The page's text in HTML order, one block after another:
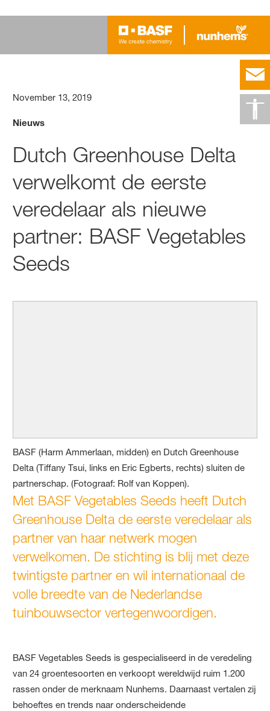
November 13, 2019
Nieuws
Dutch Greenhouse Delta
verwelkomt de eerste
veredelaar als nieuwe
partner: BASF Vegetables
Seeds
BASF (Harm Ammerlaan, midden) en Dutch Greenhouse
Delta (Tiffany Tsui, links en Eric Egberts, rechts) sluiten de
partnerschap. (Fotograaf: Rolf van Koppen).
Met BASF Vegetables Seeds heeft Dutch
Greenhouse Delta de eerste veredelaar als
partner van haar netwerk mogen
verwelkomen. De stichting is blij met deze
twintigste partner en wil internationaal de
volle breedte van de Nederlandse
tuinbouwsector vertegenwoordigen.
BASF Vegetables Seeds is gespecialiseerd in de veredeling
van 24 groentesoorten en verkoopt wereldwijd ruim 1.200
rassen onder de merknaam Nunhems. Daarnaast vertalen zij
behoeftes en trends naar onderscheidende